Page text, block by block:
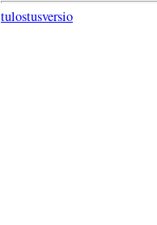
tulostusversio